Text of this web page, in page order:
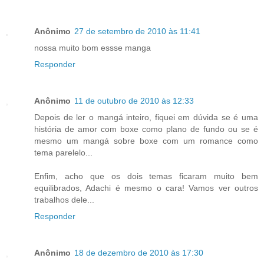
Anônimo 27 de setembro de 2010 às 11:41
nossa muito bom essse manga
Responder
Anônimo 11 de outubro de 2010 às 12:33
Depois de ler o mangá inteiro, fiquei em dúvida se é uma
história de amor com boxe como plano de fundo ou se é
mesmo um mangá sobre boxe com um romance como
tema parelelo...
Enfim, acho que os dois temas ficaram muito bem
equilibrados, Adachi é mesmo o cara! Vamos ver outros
trabalhos dele...
Responder
Anônimo 18 de dezembro de 2010 às 17:30